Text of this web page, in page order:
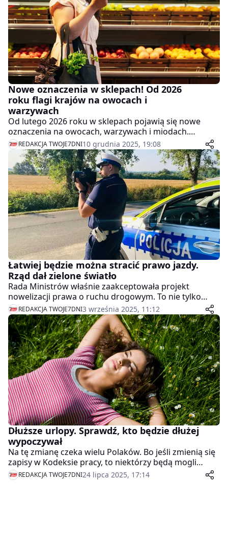
Nowe oznaczenia w sklepach! Od 2026
roku flagi krajów na owocach i
warzywach
Od lutego 2026 roku w sklepach pojawią się nowe
oznaczenia na owocach, warzywach i miodach.
Produkty będą musiały mieć flagi krajów pochodzenia,
co ma zwiększyć przejrzystość i pomóc klientom w
wyborze lokalnych towarów.
REDAKCJA TWOJE7DNI10 grudnia 2025, 19:08
Łatwiej będzie można stracić prawo jazdy.
Rząd dał zielone światło
Rada Ministrów właśnie zaakceptowała projekt
nowelizacji prawa o ruchu drogowym. To nie tylko
kaski dla młodych rowerzystów, ale też zaostrzenie kar
dla kierowców. Wkrótce prawo jazdy stracić będzie
można za przekroczenie prędkości 50 km/h też poza
terenem zabudowanym.
REDAKCJA TWOJE7DNI3 września 2025, 11:12
Dłuższe urlopy. Sprawdź, kto będzie dłużej
wypoczywał
Na tę zmianę czeka wielu Polaków. Bo jeśli zmienią się
zapisy w Kodeksie pracy, to niektórzy będą mogli
cieszyć się dłuższym urlopem. Kto skorzysta? Posłowie
zajęli się właśnie nowelizacją Kodeksu pracy.
REDAKCJA TWOJE7DNI24 lipca 2025, 17:14